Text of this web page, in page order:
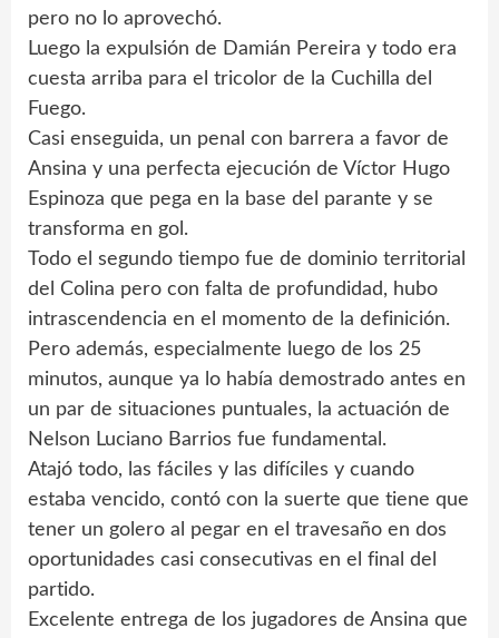
pero no lo aprovechó.
Luego la expulsión de Damián Pereira y todo era
cuesta arriba para el tricolor de la Cuchilla del
Fuego.
Casi enseguida, un penal con barrera a favor de
Ansina y una perfecta ejecución de Víctor Hugo
Espinoza que pega en la base del parante y se
transforma en gol.
Todo el segundo tiempo fue de dominio territorial
del Colina pero con falta de profundidad, hubo
intrascendencia en el momento de la definición.
Pero además, especialmente luego de los 25
minutos, aunque ya lo había demostrado antes en
un par de situaciones puntuales, la actuación de
Nelson Luciano Barrios fue fundamental.
Atajó todo, las fáciles y las difíciles y cuando
estaba vencido, contó con la suerte que tiene que
tener un golero al pegar en el travesaño en dos
oportunidades casi consecutivas en el final del
partido.
Excelente entrega de los jugadores de Ansina que